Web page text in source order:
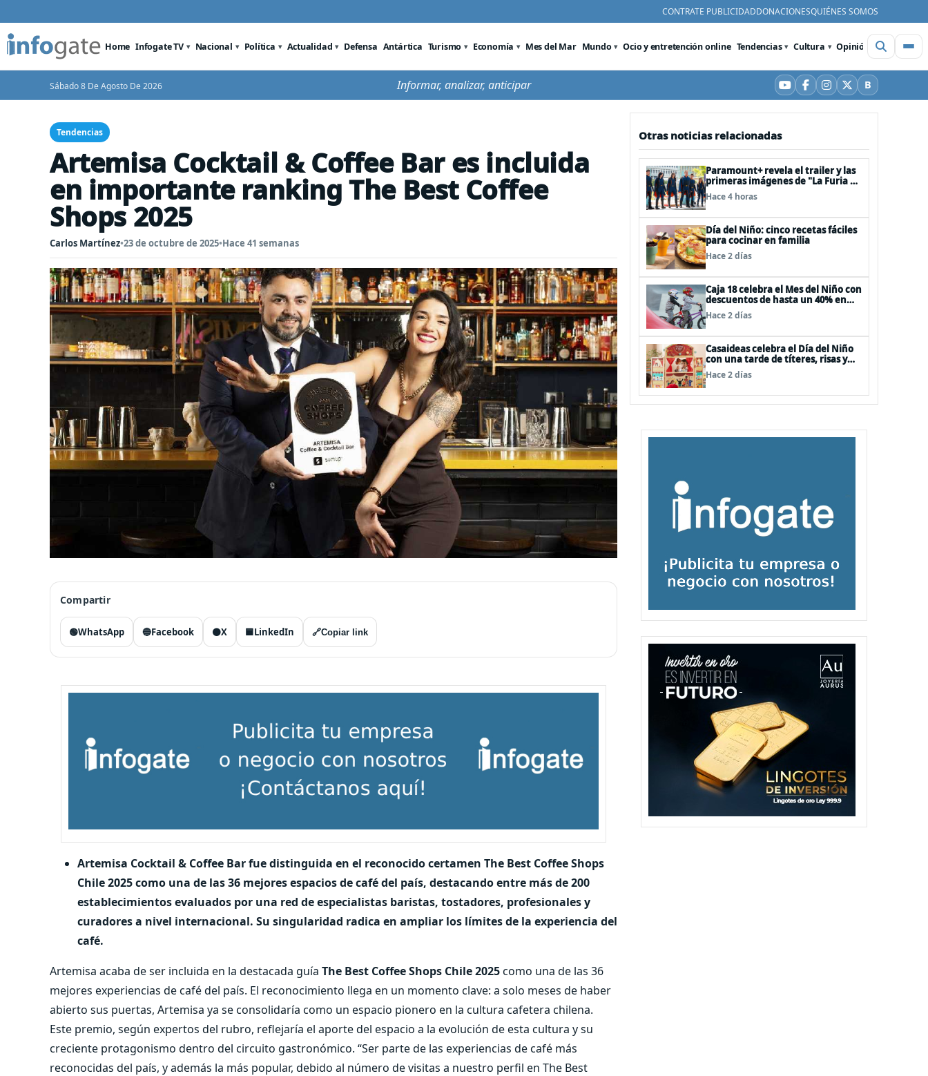
CONTRATE PUBLICIDADDONACIONESQUIÉNES SOMOS
Home Infogate TV Nacional Política Actualidad Defensa Antártica Turismo Economía Mes del Mar Mundo Ocio y entretención online Tendencias Cultura Opinión Videos
Sábado 8 De Agosto De 2026 Informar, analizar, anticipar YouTube
Facebook
Instagram
X BBluesky
Tendencias
Artemisa Cocktail & Coffee Bar es incluida
en importante ranking The Best Coffee
Shops 2025
Carlos Martínez•23 de octubre de 2025•Hace 41 semanas
Compartir
🟢WhatsApp 🔵Facebook ⚫X 🟦LinkedIn 🔗Copiar link
Artemisa Cocktail & Coffee Barfue distinguida en el reconocido certamen The Best Coffee Shops
Chile 2025 como una de las 36 mejores espacios de café del país, destacando entre más de 200
establecimientos evaluados por una red de especialistas baristas, tostadores, profesionales y
curadores a nivel internacional. Su singularidad radica en ampliar los límites de la experiencia del
café.
Artemisa acaba de ser incluida en la destacada guía The Best Coffee Shops Chile 2025como una de las 36
mejores experiencias de café del país. El reconocimiento llega en un momento clave: a solo meses de haber
abierto sus puertas, Artemisa ya se consolidaría como un espacio pionero en la cultura cafetera chilena.
Este premio, según expertos del rubro, reflejaría el aporte del espacio a la evolución de esta cultura y su
creciente protagonismo dentro del circuito gastronómico. “Ser parte de las experiencias de café más
reconocidas del país, y además la más popular, debido al número de visitas a nuestro perfil en The Best
Otras noticias relacionadas
Paramount+ revela el trailer y las
primeras imágenes de "La Furia de
los Thundermans"
Hace 4 horas
Día del Niño: cinco recetas fáciles
para cocinar en familia
Hace 2 días
Caja 18 celebra el Mes del Niño con
descuentos de hasta un 40% en
panoramas, cine, shows y
streaming
Hace 2 días
Casaideas celebra el Día del Niño
con una tarde de títeres, risas y
sorpresas en el Mall Plaza Vespucio
Hace 2 días